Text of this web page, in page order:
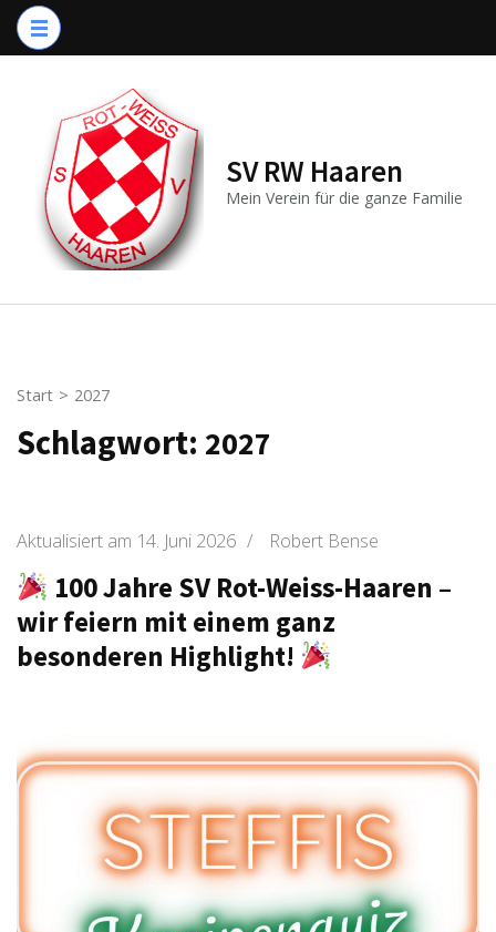
Zum
Inhalt
drücken)
SV RW Haaren
Mein Verein für die ganze Familie
Start > 2027
Schlagwort: 2027
Aktualisiert am 14. Juni 2026 / Robert Bense
100 Jahre SV Rot-Weiss-Haaren –
wir feiern mit einem ganz
besonderen Highlight!